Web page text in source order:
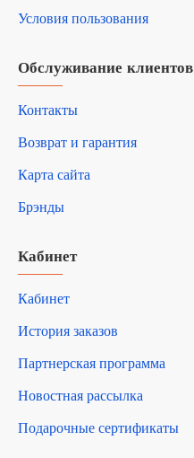
Условия пользования
Обслуживание клиентов
Контакты
Возврат и гарантия
Карта сайта
Брэнды
Кабинет
Кабинет
История заказов
Партнерская программа
Новостная рассылка
Подарочные сертификаты